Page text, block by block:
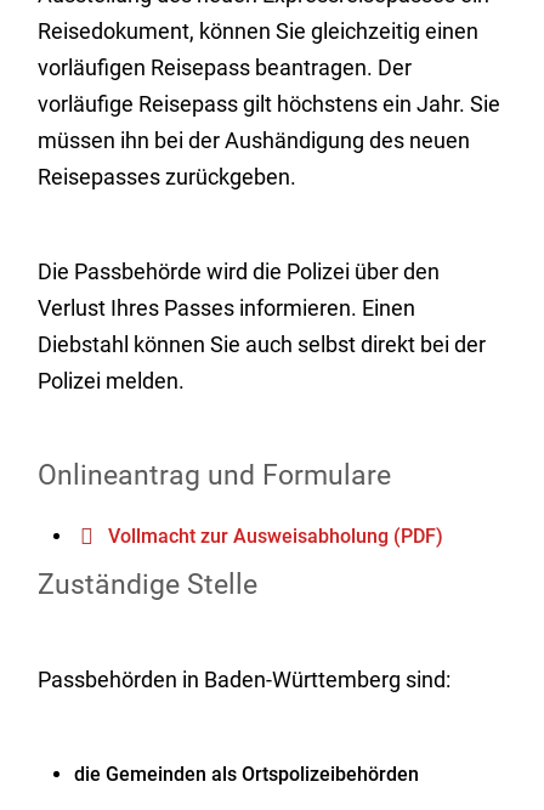
Reisedokument, können Sie gleichzeitig einen
vorläufigen Reisepass beantragen. Der
vorläufige Reisepass gilt höchstens ein Jahr. Sie
müssen ihn bei der Aushändigung des neuen
Reisepasses zurückgeben.
Die Passbehörde wird die Polizei über den
Verlust Ihres Passes informieren. Einen
Diebstahl können Sie auch selbst direkt bei der
Polizei melden.
Onlineantrag und Formulare
Vollmacht zur Ausweisabholung (PDF)
Zuständige Stelle
Passbehörden in Baden-Württemberg sind:
die Gemeinden als Ortspolizeibehörden